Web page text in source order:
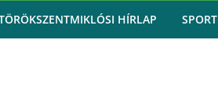
HÍRLAP SPORT